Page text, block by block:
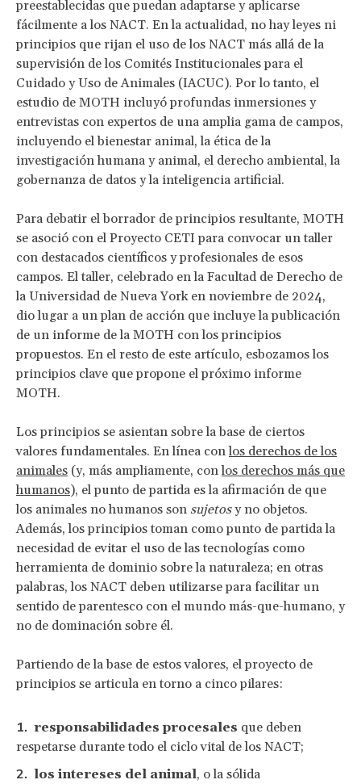
preestablecidas que puedan adaptarse y aplicarse
fácilmente a los NACT. En la actualidad, no hay leyes ni
principios que rijan el uso de los NACT más allá de la
supervisión de los Comités Institucionales para el
Cuidado y Uso de Animales (IACUC). Por lo tanto, el
estudio de MOTH incluyó profundas inmersiones y
entrevistas con expertos de una amplia gama de campos,
incluyendo el bienestar animal, la ética de la
investigación humana y animal, el derecho ambiental, la
gobernanza de datos y la inteligencia artificial.
Para debatir el borrador de principios resultante, MOTH
se asoció con el Proyecto CETI para convocar un taller
con destacados científicos y profesionales de esos
campos. El taller, celebrado en la Facultad de Derecho de
la Universidad de Nueva York en noviembre de 2024,
dio lugar a un plan de acción que incluye la publicación
de un informe de la MOTH con los principios
propuestos. En el resto de este artículo, esbozamos los
principios clave que propone el próximo informe
MOTH.
Los principios se asientan sobre la base de ciertos
valores fundamentales. En línea conlos derechos de los
animales (y, más ampliamente, conlos derechos más que
humanos), el punto de partida es la afirmación de que
los animales no humanos son sujetosy no objetos.
Además, los principios toman como punto de partida la
necesidad de evitar el uso de las tecnologías como
herramienta de dominio sobre la naturaleza; en otras
palabras, los NACT deben utilizarse para facilitar un
sentido de parentesco con el mundo más-que-humano, y
no de dominación sobre él.
Partiendo de la base de estos valores, el proyecto de
principios se articula en torno a cinco pilares:
responsabilidades procesales que deben
respetarse durante todo el ciclo vital de los NACT;
los intereses del animal, o la sólida